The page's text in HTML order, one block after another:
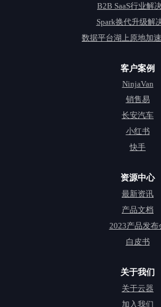
B2B SaaS行业解
Spark换代升级解
数据平台湖上原地加
客户案例
NinjaVan
销售易
长安汽车
小红书
快手
资源中心
最新资讯
产品文档
2023产品发布
白皮书
关于我们
关于云器
加入我们